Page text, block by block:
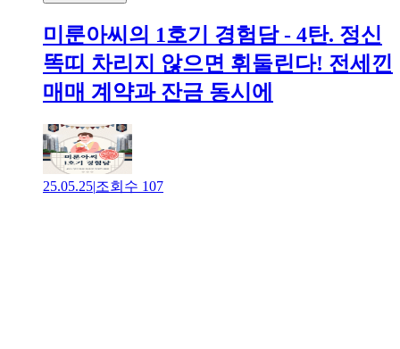
미룬아씨의 1호기 경험담 - 4탄. 정신
똑띠 차리지 않으면 휘둘린다! 전세낀
매매 계약과 잔금 동시에
25.05.25|조회수 107